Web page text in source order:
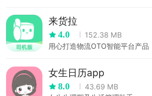
来货拉
4.0
152.38 MB
用心打造物流OTO智能平台产品
女生日历app
8.0
43.69 MB